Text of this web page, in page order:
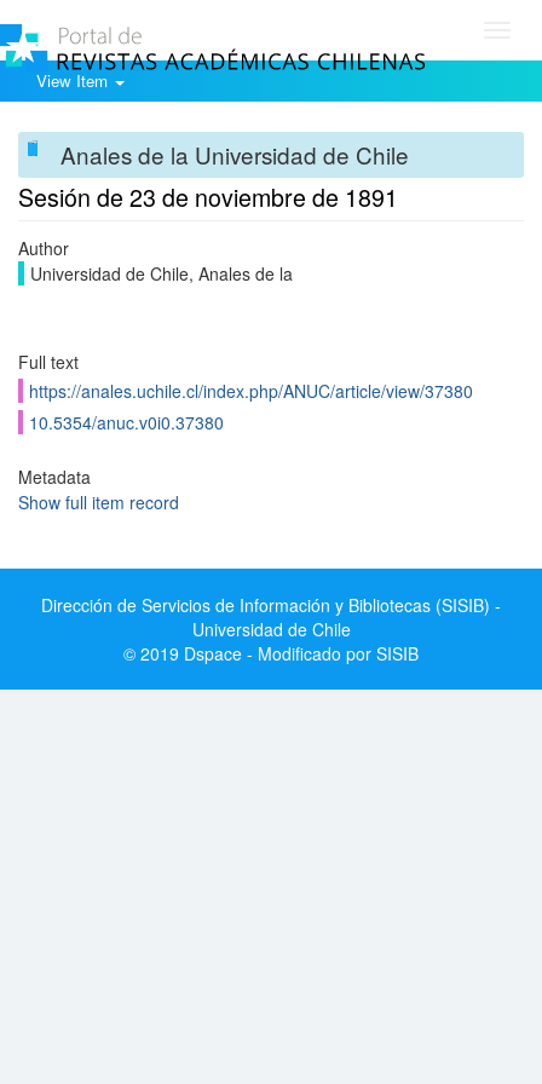
View Item
Anales de la Universidad de Chile
Sesión de 23 de noviembre de 1891
Author
Universidad de Chile, Anales de la
Full text
https://anales.uchile.cl/index.php/ANUC/article/view/37380
10.5354/anuc.v0i0.37380
Metadata
Show full item record
Dirección de Servicios de Información y Bibliotecas (SISIB) -
Universidad de Chile
© 2019 Dspace - Modificado por SISIB